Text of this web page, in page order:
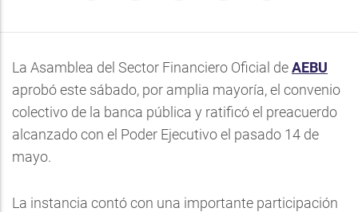
La Asamblea del Sector Financiero Oficial deAEBU
aprobó este sábado, por amplia mayoría, el convenio
colectivo de la banca pública y ratificó el preacuerdo
alcanzado con el Poder Ejecutivo el pasado 14 de
mayo.
La instancia contó con una importante participación